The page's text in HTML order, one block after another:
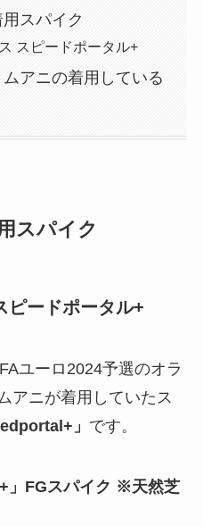
スパイク
スピードポータル+
ムアニの着用している
スパイク
ピードポータル+
ユーロ2024予選のオラ
アニが着用していたス
」 です。
」FGスパイク ※天然芝